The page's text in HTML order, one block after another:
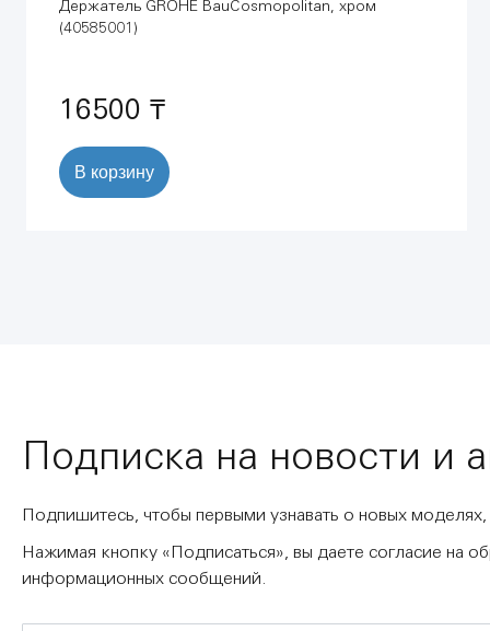
Держатель GROHE BauCosmopolitan, хром
(40585001)
16500 ₸
В корзину
Подписка на новости и
Подпишитесь, чтобы первыми узнавать о новых
Нажимая кнопку «Подписаться», вы даете согласие на
информационных сообщений.